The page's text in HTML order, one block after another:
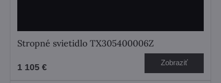
Stropné svietidlo TX305400006Z
1 105 € Zobraziť